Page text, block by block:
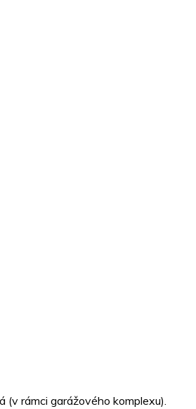
rámci garážového komplexu).